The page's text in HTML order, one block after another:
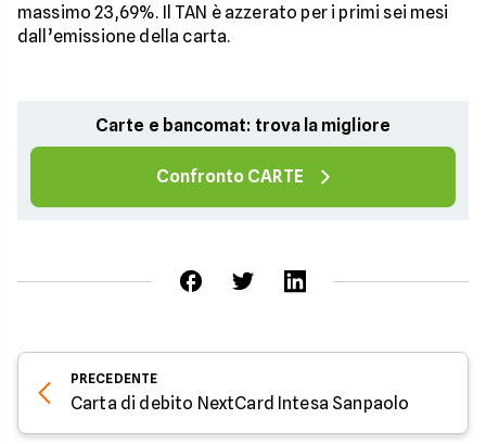
massimo 23,69%. Il TAN è azzerato per i primi sei mesi
dall’emissione della carta.
Carte e bancomat: trova la migliore
Confronto CARTE
PRECEDENTE
Carta di debito NextCard Intesa Sanpaolo